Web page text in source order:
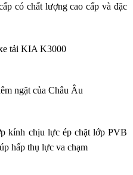
có chất lượng cao cấp và đặc
tải KIA K3000
ngặt của Châu Âu
kính chịu lực ép chặt lớp PVB
hấp thụ lực va chạm